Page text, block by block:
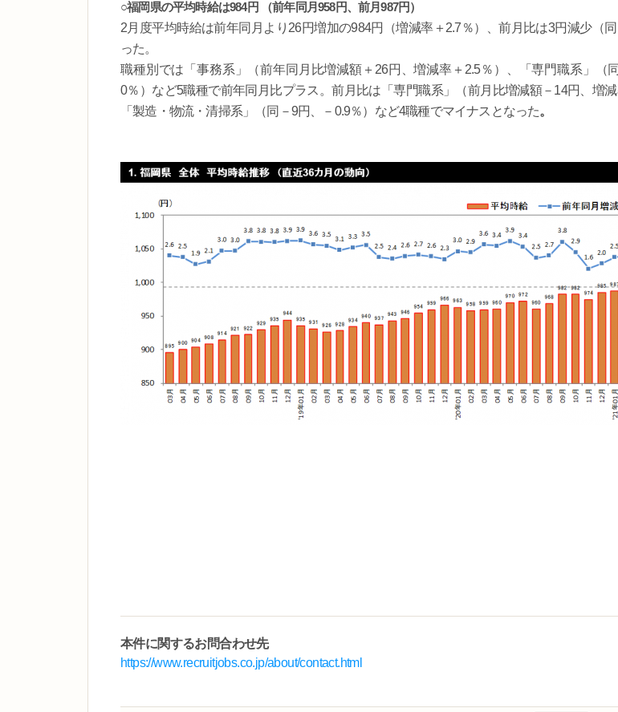
○福岡県の平均時給は984円 （前年同月958円、前月987円）
2月度平均時給は前年同月より26円増加の984円（増減率＋2.7％）、前月比は3円減少（
った。
職種別では「事務系」（前年同月比増減額＋26円、増減率＋2.5％）、「専門職系」（
0％）など5職種で前年同月比プラス。前月比は「専門職系」（前月比増減額－14円、増減
「製造・物流・清掃系」（同－9円、－0.9％）など4職種でマイナスとなった。
本件に関するお問合わせ先
https://www.recruitjobs.co.jp/about/contact.html